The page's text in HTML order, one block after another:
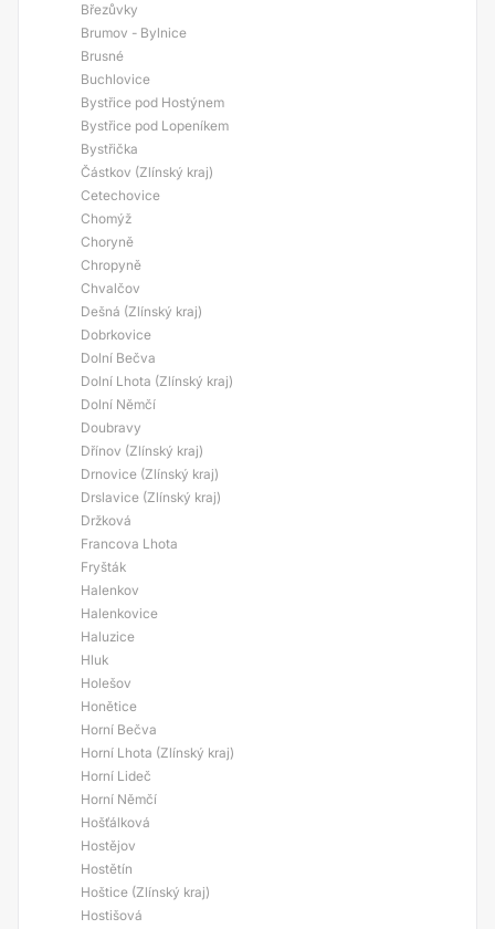
Březůvky
Brumov - Bylnice
Brusné
Buchlovice
Bystřice pod Hostýnem
Bystřice pod Lopeníkem
Bystřička
Částkov (Zlínský kraj)
Cetechovice
Chomýž
Choryně
Chropyně
Chvalčov
Dešná (Zlínský kraj)
Dobrkovice
Dolní Bečva
Dolní Lhota (Zlínský kraj)
Dolní Němčí
Doubravy
Dřínov (Zlínský kraj)
Drnovice (Zlínský kraj)
Drslavice (Zlínský kraj)
Držková
Francova Lhota
Fryšták
Halenkov
Halenkovice
Haluzice
Hluk
Holešov
Honětice
Horní Bečva
Horní Lhota (Zlínský kraj)
Horní Lideč
Horní Němčí
Hošťálková
Hostějov
Hostětín
Hoštice (Zlínský kraj)
Hostišová